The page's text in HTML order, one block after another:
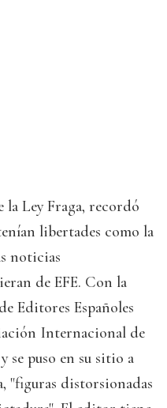
la Ley Fraga, recordó
libertades como la
noticias
de EFE. Con la
Editores Españoles
Internacional de
se puso en su sitio a
distorsionadas